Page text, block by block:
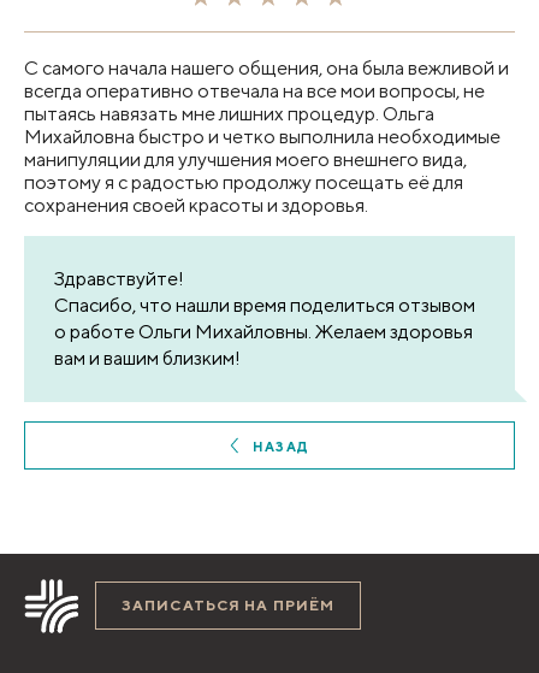
С самого начала нашего общения, она была вежливой и
всегда оперативно отвечала на все мои вопросы, не
пытаясь навязать мне лишних процедур. Ольга
Михайловна быстро и четко выполнила необходимые
манипуляции для улучшения моего внешнего вида,
поэтому я с радостью продолжу посещать её для
сохранения своей красоты и здоровья.
Здравствуйте!
Спасибо, что нашли время поделиться отзывом
о работе Ольги Михайловны. Желаем здоровья
вам и вашим близким!
НАЗАД
ЗАПИСАТЬСЯ НА ПРИЁМ